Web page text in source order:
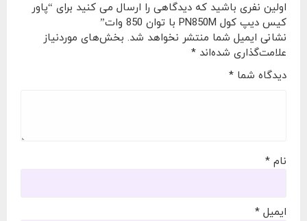
اولین نفری باشید که دیدگاهی را ارسال می کنید برای “پاور
کیس دیپ کول PN850M با توان 850 وات”
نشانی ایمیل شما منتشر نخواهد شد. بخش‌های موردنیاز
علامت‌گذاری شده‌اند *
دیدگاه شما *
نام *
ایمیل *